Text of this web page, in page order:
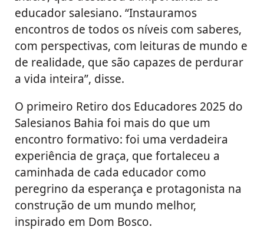
educador salesiano. “Instauramos
encontros de todos os níveis com saberes,
com perspectivas, com leituras de mundo e
de realidade, que são capazes de perdurar
a vida inteira”, disse.
O primeiro Retiro dos Educadores 2025 do
Salesianos Bahia foi mais do que um
encontro formativo: foi uma verdadeira
experiência de graça, que fortaleceu a
caminhada de cada educador como
peregrino da esperança e protagonista na
construção de um mundo melhor,
inspirado em Dom Bosco.